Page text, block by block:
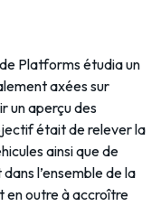
Platforms étudia un
axées sur
un aperçu des
était de relever la
ainsi que de
l’ensemble de la
outre à accroître